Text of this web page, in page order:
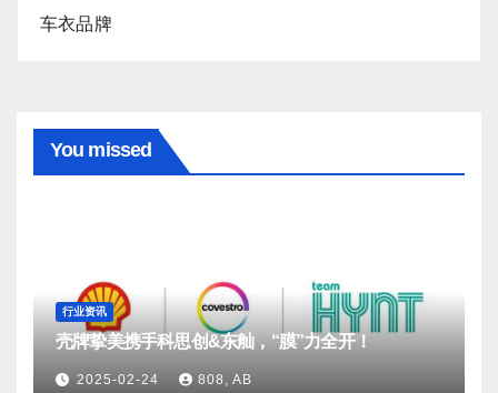
车衣品牌
You missed
行业资讯
壳牌挚美携手科思创&东舢，“膜”力全开！
2025-02-24 808, AB